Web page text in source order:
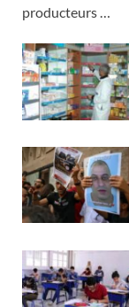
producteurs …